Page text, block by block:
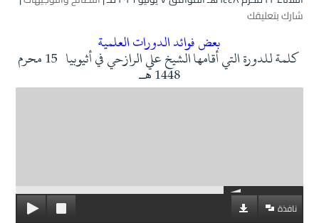
شارك بتعليقك
بعض فوائد الدورات العلمية
كلمة للدورة التي أقامها الشيخ علي الرازحي في أثيوبيا 15 محرم
1448 هـ
نافذة